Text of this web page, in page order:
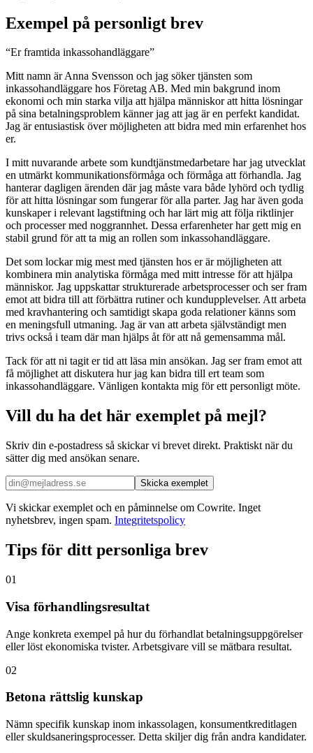
Exempel på personligt brev
“Er framtida inkassohandläggare”
Mitt namn är Anna Svensson och jag söker tjänsten som
inkassohandläggare hos Företag AB. Med min bakgrund inom
ekonomi och min starka vilja att hjälpa människor att hitta lösningar
på sina betalningsproblem känner jag att jag är en perfekt kandidat.
Jag är entusiastisk över möjligheten att bidra med min erfarenhet hos
er.
I mitt nuvarande arbete som kundtjänstmedarbetare har jag utvecklat
en utmärkt kommunikationsförmåga och förmåga att förhandla. Jag
hanterar dagligen ärenden där jag måste vara både lyhörd och tydlig
för att hitta lösningar som fungerar för alla parter. Jag har även goda
kunskaper i relevant lagstiftning och har lärt mig att följa riktlinjer
och processer med noggrannhet. Dessa erfarenheter har gett mig en
stabil grund för att ta mig an rollen som inkassohandläggare.
Det som lockar mig mest med tjänsten hos er är möjligheten att
kombinera min analytiska förmåga med mitt intresse för att hjälpa
människor. Jag uppskattar strukturerade arbetsprocesser och ser fram
emot att bidra till att förbättra rutiner och kundupplevelser. Att arbeta
med kravhantering och samtidigt skapa goda relationer känns som
en meningsfull utmaning. Jag är van att arbeta självständigt men
trivs också i team där man hjälps åt för att nå gemensamma mål.
Tack för att ni tagit er tid att läsa min ansökan. Jag ser fram emot att
få möjlighet att diskutera hur jag kan bidra till ert team som
inkassohandläggare. Vänligen kontakta mig för ett personligt möte.
Vill du ha det här exemplet på mejl?
Skriv din e-postadress så skickar vi brevet direkt. Praktiskt när du
sätter dig med ansökan senare.
Skicka exemplet
Vi skickar exemplet och en påminnelse om Cowrite. Inget
nyhetsbrev, ingen spam. Integritetspolicy
Tips för ditt personliga brev
01
Visa förhandlingsresultat
Ange konkreta exempel på hur du förhandlat betalningsuppgörelser
eller löst ekonomiska tvister. Arbetsgivare vill se mätbara resultat.
02
Betona rättslig kunskap
Nämn specifik kunskap inom inkassolagen, konsumentkreditlagen
eller skuldsaneringsprocesser. Detta skiljer dig från andra kandidater.